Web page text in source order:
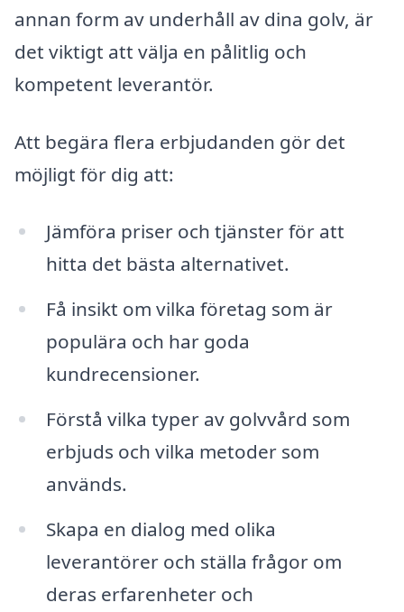
annan form av underhåll av dina golv, är
det viktigt att välja en pålitlig och
kompetent leverantör.
Att begära flera erbjudanden gör det
möjligt för dig att:
Jämföra priser och tjänster för att
hitta det bästa alternativet.
Få insikt om vilka företag som är
populära och har goda
kundrecensioner.
Förstå vilka typer av golvvård som
erbjuds och vilka metoder som
används.
Skapa en dialog med olika
leverantörer och ställa frågor om
deras erfarenheter och